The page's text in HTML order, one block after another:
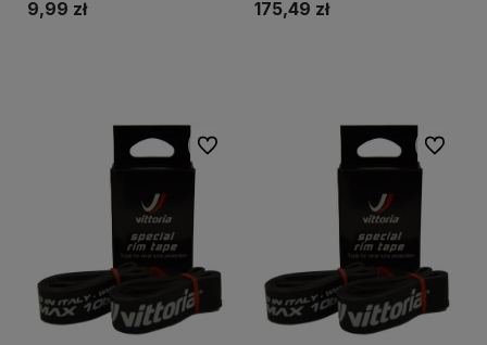
9,99 zł 175,49 zł
Do ulubionych Do